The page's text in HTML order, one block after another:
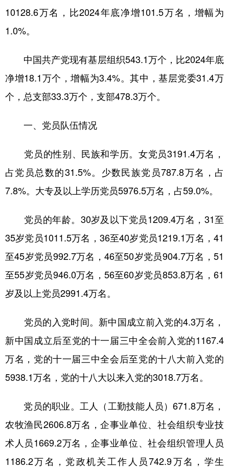
食品 人居 信息化 数字经济
学术中国
城市 旅游 能源 会展
彩票 娱乐 时尚 悦读
公益 一带一路 亚太网
文化产业
地方频道
浙江 安徽 福建 江西
广东 广西 海南 重庆
四川 贵州
多语种频道
Deutsch Português
10128.6万名，比2024年底净增101.5万名，增幅为
1.0%。
中国共产党现有基层组织543.1万个，比2024年底
净增18.1万个，增幅为3.4%。其中，基层党委31.4万
个，总支部33.3万个，支部478.3万个。
一、党员队伍情况
党员的性别、民族和学历。女党员3191.4万名，
占党员总数的31.5%。少数民族党员787.8万名，占
7.8%。大专及以上学历党员5976.5万名，占59.0%。
党员的年龄。30岁及以下党员1209.4万名，31至
35岁党员1011.5万名，36至40岁党员1219.1万名，41
至45岁党员992.7万名，46至50岁党员904.7万名，51
至55岁党员946.0万名，56至60岁党员853.8万名，61
岁及以上党员2991.4万名。
党员的入党时间。新中国成立前入党的4.3万名，
新中国成立后至党的十一届三中全会前入党的1167.4
万名，党的十一届三中全会后至党的十八大前入党的
5938.1万名，党的十八大以来入党的3018.7万名。
党员的职业。工人（工勤技能人员）671.8万名，
农牧渔民2606.8万名，企事业单位、社会组织专业技
术人员1669.2万名，企事业单位、社会组织管理人员
1186.2万名，党政机关工作人员742.9万名，学生